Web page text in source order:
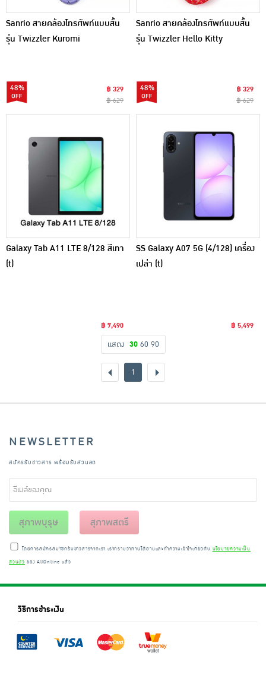
Sanrio สายคล้องโทรศัพท์แบบสั้น
รุ่น Twizzler Kuromi
48%
฿ 329
฿ 629
Sanrio สายคล้องโทรศัพท์แบบสั้น
รุ่น Twizzler Hello Kitty
48%
฿ 329
฿ 629
Galaxy Tab A11 LTE 8/128 สีเทา
(t)
฿ 7,490
SS Galaxy A07 5G (4/128) เครื่อง
เปล่า (t)
฿ 5,499
แสดง 30 60 90
1
NEWSLETTER
สมัครรับข่าวสาร พร้อมรับส่วนลด
สุภาพบุรุษ สุภาพสตรี
โดยการสมัครสมาชิกรับข่าวสารจากเรา เราทราบว่าท่านได้อ่านและทำความเข้าใจเกี่ยวกับ นโยบายความเป็น
ส่วนตัว ของ AllOnline แล้ว
วิธีการชำระเงิน